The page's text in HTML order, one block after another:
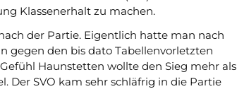
Klassenerhalt zu machen.
der Partie. Eigentlich hatte man nach
gegen den bis dato Tabellenvorletzten
Haunstetten wollte den Sieg mehr als
Der SVO kam sehr schläfrig in die Partie